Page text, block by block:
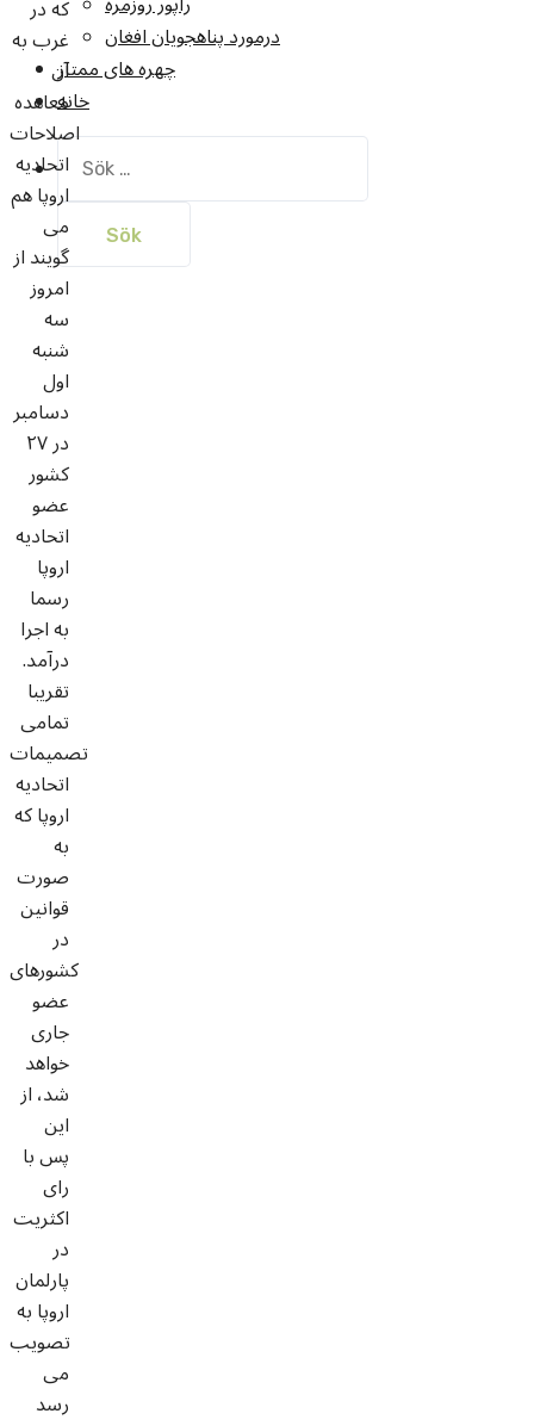
درمورد پناهجويان افغان
چهره های ممتاز
خانه
efter:
که در
غرب به
آن
معاهده
اصلاحات
اتحادیه
اروپا هم
می
گویند از
امروز
سه
شنبه
اول
دسامبر
در ۲۷
کشور
عضو
اتحادیه
اروپا
رسما
به اجرا
درآمد.
تقریبا
تمامی
تصمیمات
اتحادیه
اروپا که
به
صورت
قوانین
در
کشورهای
عضو
جاری
خواهد
شد، از
این
پس با
رای
اکثریت
در
پارلمان
اروپا به
تصویب
می
رسد